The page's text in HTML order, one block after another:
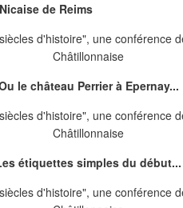
de Reims
le château Perrier à Epernay...
étiquettes simples du début...